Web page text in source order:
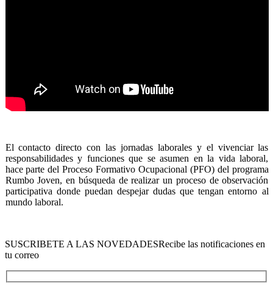
El contacto directo con las jornadas laborales y el vivenciar las
responsabilidades y funciones que se asumen en la vida laboral,
hace parte del Proceso Formativo Ocupacional (PFO) del programa
Rumbo Joven, en búsqueda de realizar un proceso de observación
participativa donde puedan despejar dudas que tengan entorno al
mundo laboral.
SUSCRIBETE A LAS NOVEDADESRecibe las notificaciones en
tu correo